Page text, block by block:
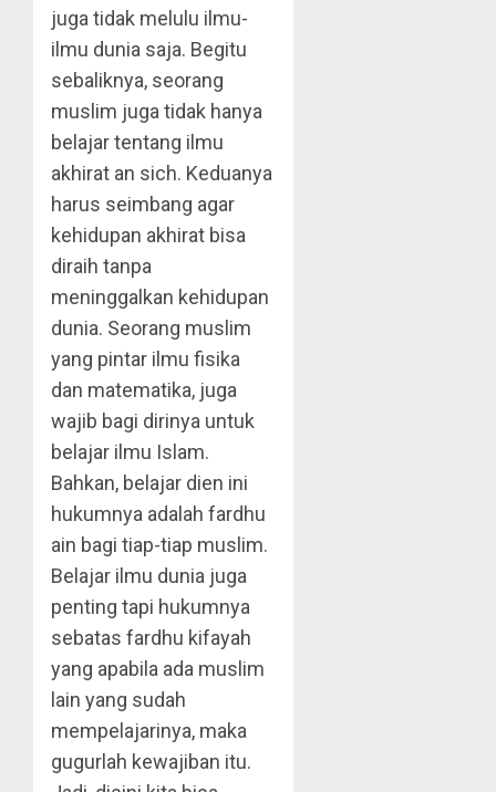
juga tidak melulu ilmu-
ilmu dunia saja. Begitu
sebaliknya, seorang
muslim juga tidak hanya
belajar tentang ilmu
akhirat an sich. Keduanya
harus seimbang agar
kehidupan akhirat bisa
diraih tanpa
meninggalkan kehidupan
dunia. Seorang muslim
yang pintar ilmu fisika
dan matematika, juga
wajib bagi dirinya untuk
belajar ilmu Islam.
Bahkan, belajar dien ini
hukumnya adalah fardhu
ain bagi tiap-tiap muslim.
Belajar ilmu dunia juga
penting tapi hukumnya
sebatas fardhu kifayah
yang apabila ada muslim
lain yang sudah
mempelajarinya, maka
gugurlah kewajiban itu.